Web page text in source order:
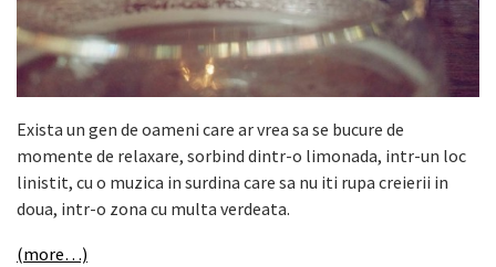
Exista un gen de oameni care ar vrea sa se bucure de
momente de relaxare, sorbind dintr-o limonada, intr-un loc
linistit, cu o muzica in surdina care sa nu iti rupa creierii in
doua, intr-o zona cu multa verdeata.
(more…)